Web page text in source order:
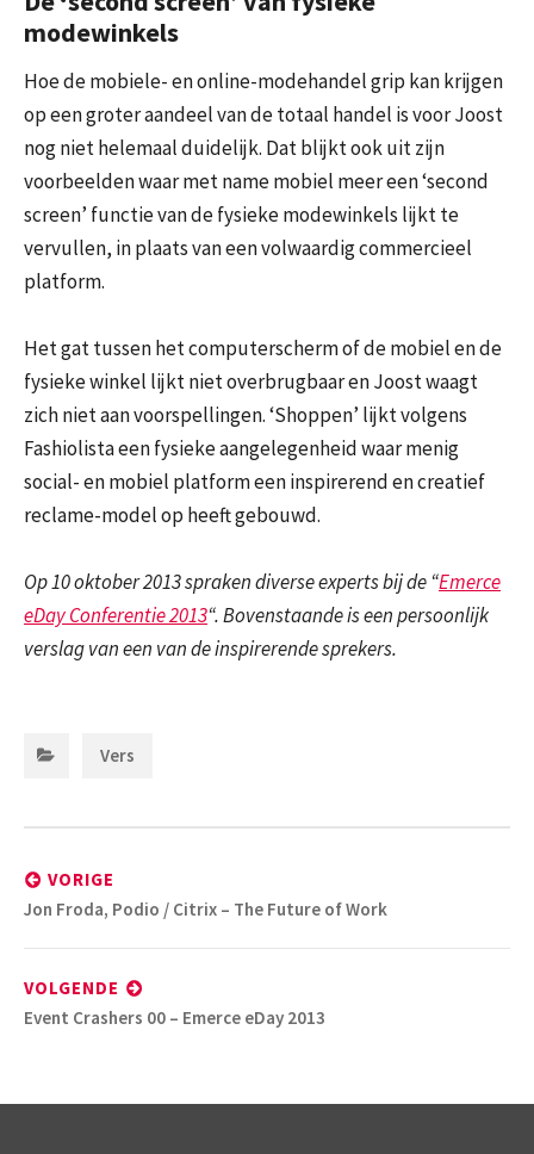
modewinkels
Hoe de mobiele- en online-modehandel grip kan krijgen
op een groter aandeel van de totaal handel is voor Joost
nog niet helemaal duidelijk. Dat blijkt ook uit zijn
voorbeelden waar met name mobiel meer een ‘second
screen’ functie van de fysieke modewinkels lijkt te
vervullen, in plaats van een volwaardig commercieel
platform.
Het gat tussen het computerscherm of de mobiel en de
fysieke winkel lijkt niet overbrugbaar en Joost waagt
zich niet aan voorspellingen. ‘Shoppen’ lijkt volgens
Fashiolista een fysieke aangelegenheid waar menig
social- en mobiel platform een inspirerend en creatief
reclame-model op heeft gebouwd.
Op 10 oktober 2013 spraken diverse experts bij de “Emerce
eDay Conferentie 2013“. Bovenstaande is een persoonlijk
verslag van een van de inspirerende sprekers.
Vers
Bericht
navigatie
VORIGE
Vorig
Jon Froda, Podio / Citrix – The Future of Work
VOLGENDE
Volgend
Event Crashers 00 – Emerce eDay 2013